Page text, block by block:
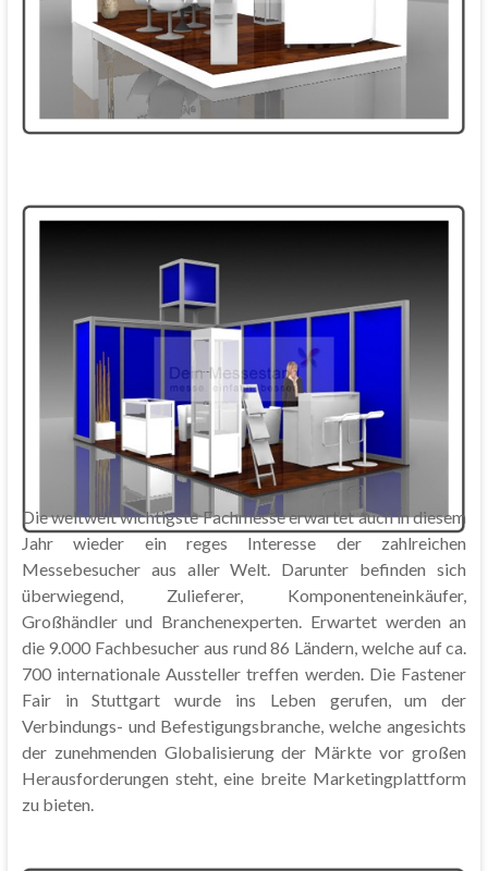
Die weltweit wichtigste Fachmesse erwartet auch in diesem
Jahr wieder ein reges Interesse der zahlreichen
Messebesucher aus aller Welt. Darunter befinden sich
überwiegend, Zulieferer, Komponenteneinkäufer,
Großhändler und Branchenexperten. Erwartet werden an
die 9.000 Fachbesucher aus rund 86 Ländern, welche auf ca.
700 internationale Aussteller treffen werden. Die Fastener
Fair in Stuttgart wurde ins Leben gerufen, um der
Verbindungs- und Befestigungsbranche, welche angesichts
der zunehmenden Globalisierung der Märkte vor großen
Herausforderungen steht, eine breite Marketingplattform
zu bieten.